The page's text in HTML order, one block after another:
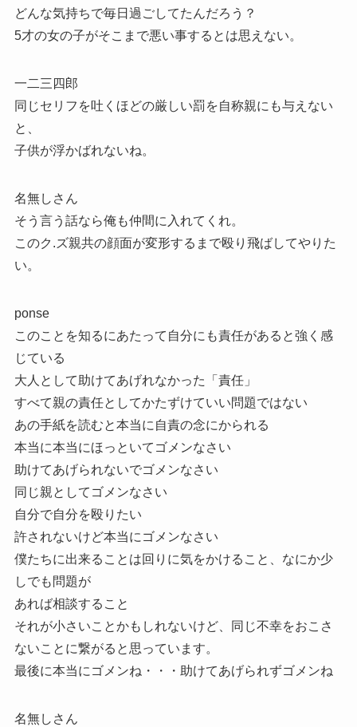
どんな気持ちで毎日過ごしてたんだろう？
5才の女の子がそこまで悪い事するとは思えない。
一二三四郎
同じセリフを吐くほどの厳しい罰を自称親にも与えない
と、
子供が浮かばれないね。
名無しさん
そう言う話なら俺も仲間に入れてくれ。
このク.ズ親共の顔面が変形するまで殴り飛ばしてやりた
い。
ponse
このことを知るにあたって自分にも責任があると強く感
じている
大人として助けてあげれなかった「責任」
すべて親の責任としてかたずけていい問題ではない
あの手紙を読むと本当に自責の念にかられる
本当に本当にほっといてゴメンなさい
助けてあげられないでゴメンなさい
同じ親としてゴメンなさい
自分で自分を殴りたい
許されないけど本当にゴメンなさい
僕たちに出来ることは回りに気をかけること、なにか少
しでも問題が
あれば相談すること
それが小さいことかもしれないけど、同じ不幸をおこさ
ないことに繋がると思っています。
最後に本当にゴメンね・・・助けてあげられずゴメンね
名無しさん